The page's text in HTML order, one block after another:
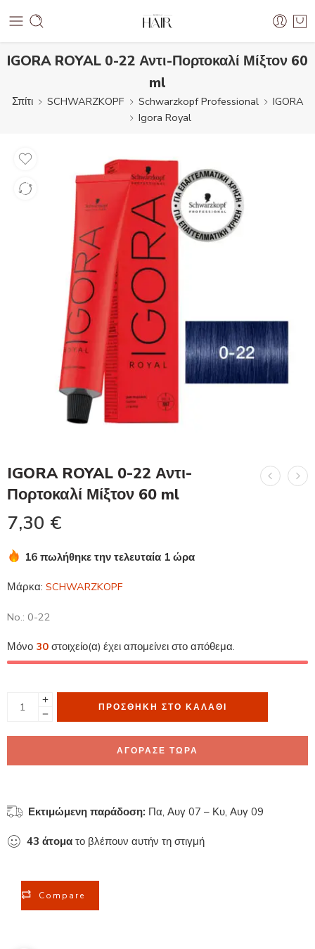
IGORA ROYAL 0-22 Αντι-Πορτοκαλί Μίξτον 60
ml
Σπίτι SCHWARZKOPF Schwarzkopf Professional
IGORA
Igora Royal
IGORA ROYAL 0-22 Αντι-
Πορτοκαλί Μίξτον 60 ml
7,30 €
16 πωλήθηκε την τελευταία 1 ώρα
Μάρκα: SCHWARZKOPF
No.: 0-22
Μόνο 30 στοιχείο(α) έχει απομείνει στο απόθεμα.
ΠΡΟΣΘΉΚΗ ΣΤΟ ΚΑΛΆΘΙ
ΑΓΟΡΑΣΕ ΤΩΡΑ
Εκτιμώμενη παράδοση: Πα, Αυγ 07 – Κυ, Αυγ 09
43 άτομα το βλέπουν αυτήν τη στιγμή
Compare